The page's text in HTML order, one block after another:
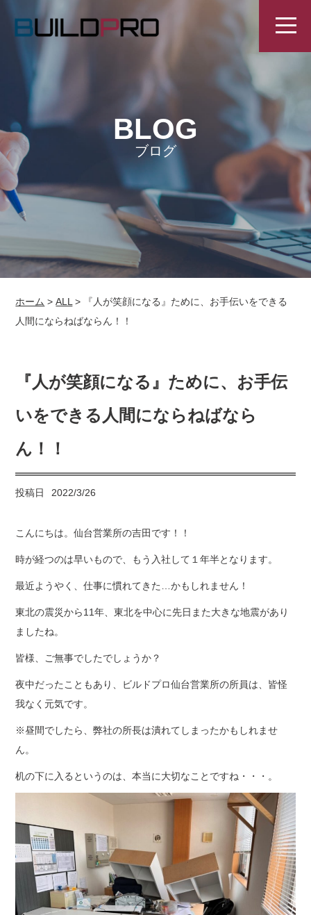
BLOG
ブログ
ホーム >ALL >
『人が笑顔になる』ために、お手伝いをできる
人間にならねばならん！！
『人が笑顔になる』ために、お手伝
いをできる人間にならねばなら
ん！！
投稿日 2022/3/26
こんにちは。仙台営業所の吉田です！！
時が経つのは早いもので、もう入社して１年半となります。
最近ようやく、仕事に慣れてきた…かもしれません！
東北の震災から11年、東北を中心に先日また大きな地震があり
ましたね。
皆様、ご無事でしたでしょうか？
夜中だったこともあり、ビルドプロ仙台営業所の所員は、皆怪
我なく元気です。
※昼間でしたら、弊社の所長は潰れてしまったかもしれませ
ん。
机の下に入るというのは、本当に大切なことですね・・・。